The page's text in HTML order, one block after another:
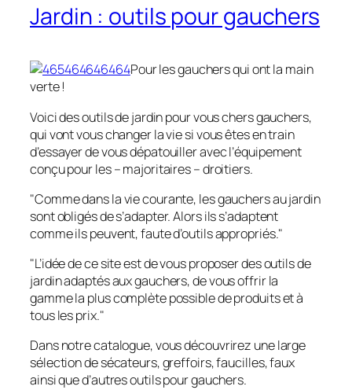
Jardin : outils pour gauchers
Pour les gauchers qui ont la main
verte !
Voici des outils de jardin pour vous chers gauchers,
qui vont vous changer la vie si vous êtes en train
d’essayer de vous dépatouiller avec l’équipement
conçu pour les – majoritaires – droitiers.
"Comme dans la vie courante, les gauchers au jardin
sont obligés de s’adapter. Alors ils s’adaptent
comme ils peuvent, faute d’outils appropriés."
"L’idée de ce site est de vous proposer des outils de
jardin adaptés aux gauchers, de vous offrir la
gamme la plus complète possible de produits et à
tous les prix."
Dans notre catalogue, vous découvrirez une large
sélection de sécateurs, greffoirs, faucilles, faux
ainsi que d’autres outils pour gauchers.